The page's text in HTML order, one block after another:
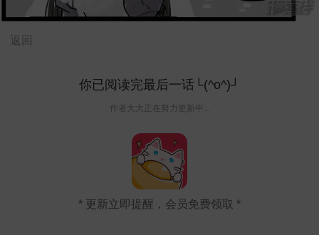
返回
你已阅读完最后一话└(^o^)┘
作者大大正在努力更新中...
* 更新立即提醒，会员免费领取 *